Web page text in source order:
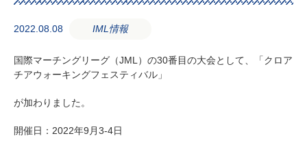
2022.08.08 IML情報
国際マーチングリーグ（JML）の30番目の大会として、「クロア
チアウォーキングフェスティバル」
が加わりました。
開催日：2022年9月3-4日